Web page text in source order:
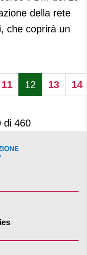
della rete
che coprirà un
11 12 13 14
di 460